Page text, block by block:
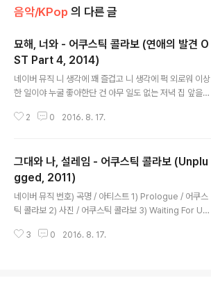
음악/KPop 의 다른 글
묘해, 너와 - 어쿠스틱 콜라보 (연애의 발견 O
ST Part 4, 2014)
네이버 뮤직 니 생각에 꽤 즐겁고 니 생각에 퍽 외로워 이상
한 일이야 누굴 좋아한단 건 아무 일도 없는 저녁 집 앞을
묘한 일이야 사랑은 좋아서 그립고 그리워서 외로워져 이
보고 싶어 신기하고 신기해서 보고 싶고 그러다 한 순간 미
친 듯 불안하고 아무렇지도 않은데 햇살에 울컥 눈물이 날
것 같고 그러다가 니 전화 한 통에 다 낫고 참 묘한 일이야
사랑은 아파서 고맙고 고마워서 대견해져 이게 다 무슨 일
일까 이 길이 그 길이 아닌걸 모르고 떠나온 여행처럼 낯설
지만 그래서 한번 더 가보고 싶어져 너와 이렇게 너를 바라
2 0 2016. 8. 17.
그대와 나, 설레임 - 어쿠스틱 콜라보 (Unplu
gged, 2011)
네이버 뮤직 번호) 곡명 / 아티스트 1) Prologue / 어쿠스
틱 콜라보 2) 사진 / 어쿠스틱 콜라보 3) Waiting For U /
쿠스틱 콜라보 5) Forest / 어쿠스틱 콜라보 6) My Fooli
3 0 2016. 8. 17.